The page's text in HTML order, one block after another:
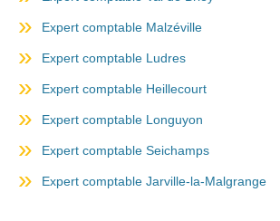
Expert comptable Malzéville
Expert comptable Ludres
Expert comptable Heillecourt
Expert comptable Longuyon
Expert comptable Seichamps
Expert comptable Jarville-la-Malgrange